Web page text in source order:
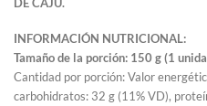
DE CAJÚ.
INFORMACIÓN NUTRICIONAL:
Tamaño de la porción: 150 g (1
Cantidad por porción: Valor
carbohidratos: 32 g (11% VD),